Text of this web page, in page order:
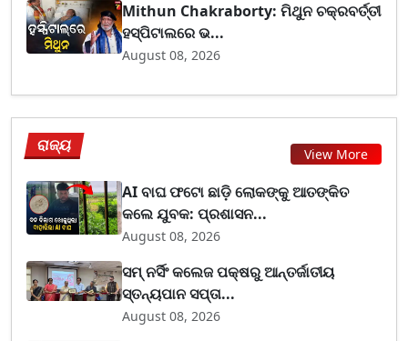
Mithun Chakraborty: ମିଥୁନ ଚକ୍ରବର୍ତ୍ତୀ
ହସ୍ପିଟାଲରେ ଭ...
August 08, 2026
ରାଜ୍ୟ View More
AI ବାଘ ଫଟୋ ଛାଡ଼ି ଲୋକଙ୍କୁ ଆତଙ୍କିତ
କଲେ ଯୁବକ: ପ୍ରଶାସନ...
August 08, 2026
ସମ୍ ନର୍ସିଂ କଲେଜ ପକ୍ଷରୁ ଆନ୍ତର୍ଜାତୀୟ
ସ୍ତନ୍ୟପାନ ସପ୍ତା...
August 08, 2026